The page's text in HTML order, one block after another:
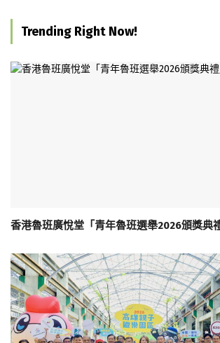
Trending Right Now!
香港魯班廣悅堂「青年魯班選舉2026頒獎典